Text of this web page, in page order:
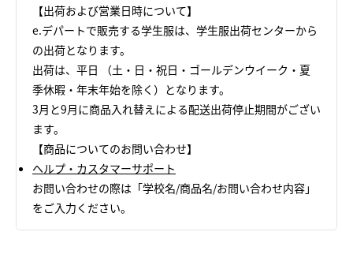
【出荷および営業日時について】
e.デパートで販売する学生服は、学生服出荷センターから
の出荷となります。
出荷は、平日 （土・日・祝日・ゴールデンウイーク・夏
季休暇・年末年始を除く）となります。
3月と9月に商品入れ替えによる配送出荷停止期間がござい
ます。
【商品についてのお問い合わせ】
ヘルプ・カスタマーサポート
お問い合わせの際は「学校名/商品名/お問い合わせ内容」
をご入力ください。